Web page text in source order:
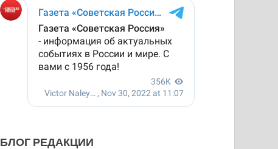
БЛОГ РЕДАКЦИИ